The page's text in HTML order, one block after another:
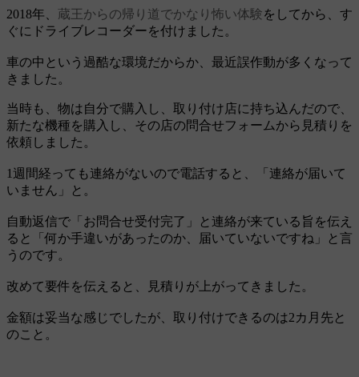
2018年、 蔵王からの帰り道でかなり怖い体験をしてから、す
ぐにドライブレコーダーを付けました。
車の中という過酷な環境だからか、最近誤作動が多くなって
きました。
当時も、物は自分で購入し、取り付け店に持ち込んだので、
新たな機種を購入し、その店の問合せフォームから見積りを
依頼しました。
1週間経っても連絡がないので電話すると、「連絡が届いて
いません」と。
自動返信で「お問合せ受付完了」と連絡が来ている旨を伝え
ると「何か手違いがあったのか、届いていないですね」と言
うのです。
改めて要件を伝えると、見積りが上がってきました。
金額は妥当な感じでしたが、取り付けできるのは2カ月先と
のこと。